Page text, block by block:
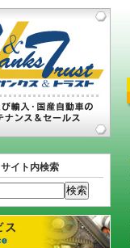
サイト内検索